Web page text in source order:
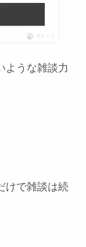
ポチップ
ような雑談力
けで雑談は続